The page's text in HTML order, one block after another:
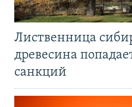
Лиственница
древесина
санкций